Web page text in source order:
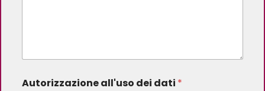
Autorizzazione all'uso dei dati *